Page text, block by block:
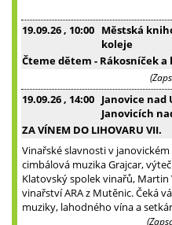
19.09.26 , 10:00 Městská
koleje
Čteme dětem - Rákosníček a
19.09.26 , 14:00 Janovice nad
Janovicích
ZA VÍNEM DO LIHOVARU VII.
Vinařské slavnosti v
cimbálová muzika Grajcar,
Klatovský spolek vinařů, Martin
vinařství ARA z Mutěnic. Čeká
muziky, lahodného vína a